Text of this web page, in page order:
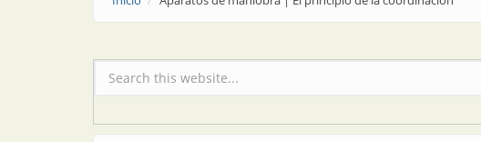
Formulario de búsqueda